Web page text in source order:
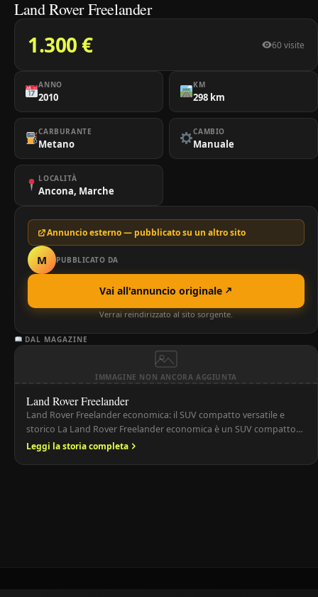
Land Rover Freelander
1.300 € 60 visite
ANNO
2010
KM
298 km
CARBURANTE
Metano
CAMBIO
Manuale
LOCALITÀ
Ancona, Marche
Annuncio esterno — pubblicato su un altro sito
M PUBBLICATO DA
Vai all'annuncio originale
Verrai reindirizzato al sito sorgente.
DAL MAGAZINE
IMMAGINE NON ANCORA AGGIUNTA
Land Rover Freelander
Land Rover Freelander economica: il SUV compatto versatile e
storico La Land Rover Freelander economica è un SUV compatto
premium prodotto dalla Land Rover tra il 1997 e il 2014. Il
Leggi la storia completa